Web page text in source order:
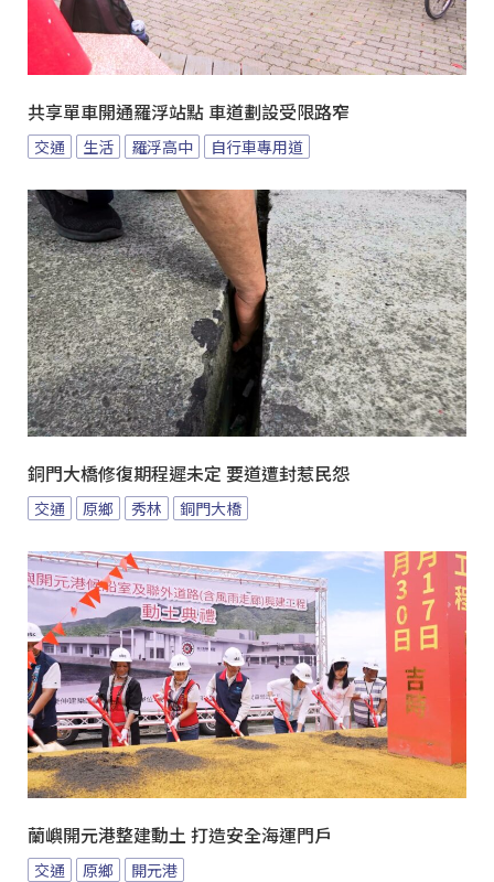
共享單車開通羅浮站點 車道劃設受限路窄
交通 生活 羅浮高中 自行車專用道
銅門大橋修復期程遲未定 要道遭封惹民怨
交通 原鄉 秀林 銅門大橋
蘭嶼開元港整建動土 打造安全海運門戶
交通 原鄉 開元港